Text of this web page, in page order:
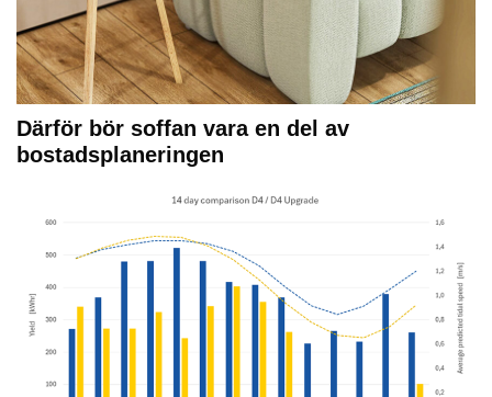
Därför bör soffan vara en del av
bostadsplaneringen